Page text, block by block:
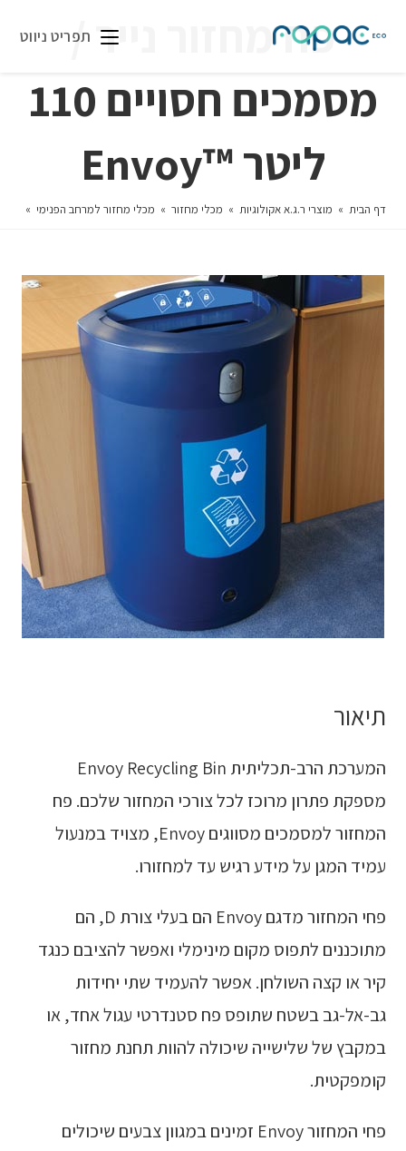
תפריט ניווטפח מחזור נייר /
מסמכים חסויים 110
ליטר ™Envoy
דף הבית » מוצרי ר.ג.א אקולוגיות » מכלי מחזור » מכלי מחזור למרחב הפנימי »
תיאור
המערכת הרב-תכליתית Envoy Recycling Bin
מספקת פתרון מרוכז לכל צורכי המחזור שלכם. פח
המחזור למסמכים מסווגים Envoy, מצויד במנעול
עמיד המגן על מידע רגיש עד למחזורו.
פחי המחזור מדגם Envoy הם בעלי צורת D, הם
מתוכננים לתפוס מקום מינימלי ואפשר להציבם כנגד
קיר או קצה השולחן. אפשר להעמיד שתי יחידות
גב-אל-גב בשטח שתופס פח סטנדרטי עגול אחד, או
במקבץ של שלישייה שיכולה להוות תחנת מחזור
קומפקטית.
פחי המחזור Envoy זמינים במגוון צבעים שיכולים